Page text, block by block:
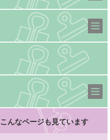
こんなページも見ています